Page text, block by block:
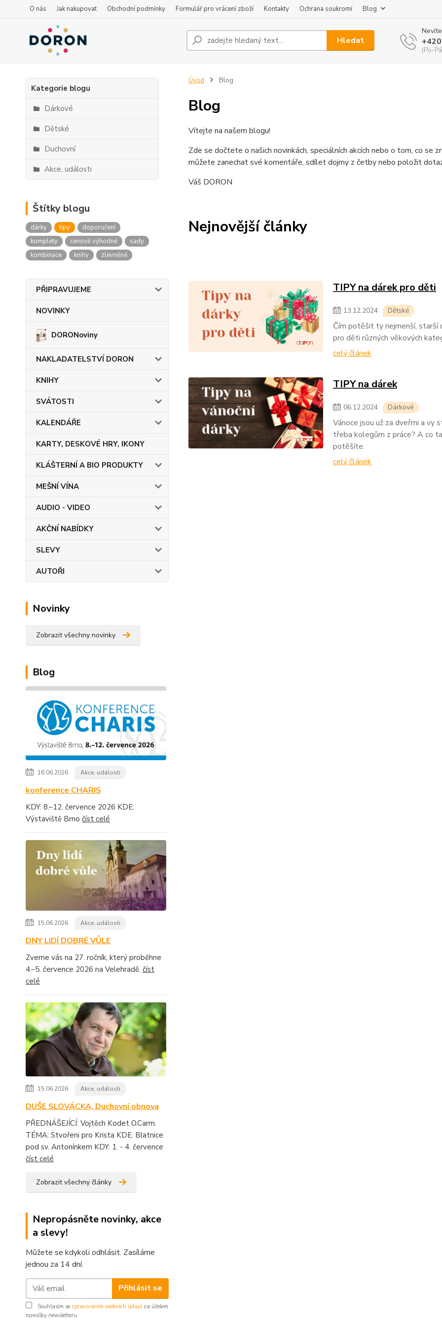
O nás Jak nakupovat Obchodní podmínky Formulář pro vrácení zboží Kontakty Ochrana soukromí Blog
Hledat
(Po-
Kategorie blogu
Dárkové
Dětské
Duchovní
Akce, události
Štítky blogu
dárky tipy
doporučení
komplety
cenově výhodné
sady
kombinace
knihy zlevněné
PŘIPRAVUJEME
NOVINKY
DORONoviny
NAKLADATELSTVÍ DORON
KNIHY
SVÁTOSTI
KALENDÁŘE
KARTY, DESKOVÉ HRY, IKONY
KLÁŠTERNÍ A BIO PRODUKTY
MEŠNÍ VÍNA
AUDIO - VIDEO
AKČNÍ NABÍDKY
SLEVY
AUTOŘI
Novinky
Zobrazit všechny novinky
Blog
16.06.2026 Akce, události
konference CHARIS
KDY: 8.–12. července 2026 KDE:
Výstaviště Brno číst celé
15.06.2026 Akce, události
DNY LIDÍ DOBRÉ VŮLE
Zveme vás na 27. ročník, který proběhne
4.–5. července 2026 na Velehradě. číst
celé
15.06.2026 Akce, události
DUŠE SLOVÁCKA, Duchovní obnova
PŘEDNÁŠEJÍCÍ: Vojtěch Kodet O.Carm.
TÉMA: Stvořeni pro Krista KDE: Blatnice
pod sv. Antonínkem KDY: 1. - 4. července
číst celé
Zobrazit všechny články
Nepropásněte novinky, akce
a slevy!
Můžete se kdykoli odhlásit. Zasíláme
jednou za 14 dní.
Přihlásit se
Souhlasím se zpracováním osobních údajů za účelem
rozesílky newsletteru.
Úvod Blog
Blog
Vítejte na našem blogu!
Zde se dočtete o našich novinkách, speciálních akcích nebo o tom, co se
můžete zanechat své komentáře, sdílet dojmy z četby nebo položit
Váš DORON
Nejnovější články
TIPY na dárek pro děti
13.12.2024 Dětské
Čím potěšit ty nejmenší, starší
pro děti různých věkových
celý článek
TIPY na dárek
06.12.2024 Dárkové
Vánoce jsou už za dveřmi a vy
třeba kolegům z práce? A co
potěšíte.
celý článek